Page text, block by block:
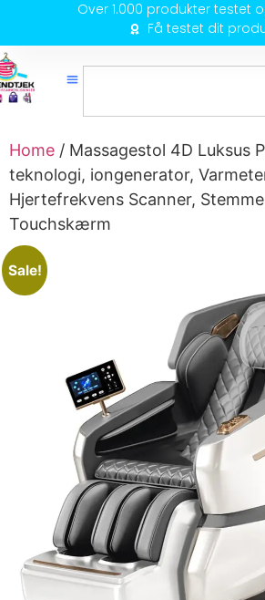
Over 1.000 produkter testet
Få testet dit
Home / Massagestol 4D Luksus
teknologi, iongenerator,
Hjertefrekvens Scanner,
Touchskærm
Sale!